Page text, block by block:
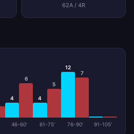
62A / 4R
4
6
46-60'
4
5
61-75'
12
7
76-90' 91-105'